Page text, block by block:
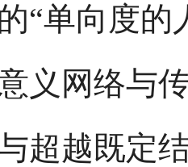
“单向度
义网络与
超越既定